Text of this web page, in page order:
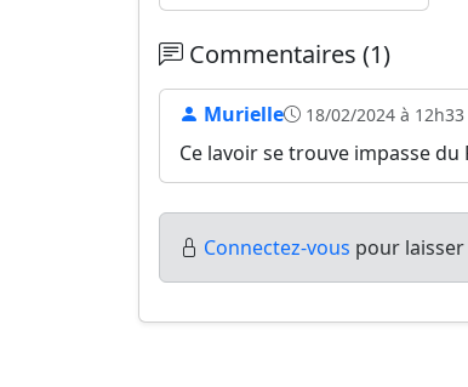
Commentaires (1)
Murielle 18/02/2024 à 12h33
Ce lavoir se trouve impasse
Connectez-vous pour